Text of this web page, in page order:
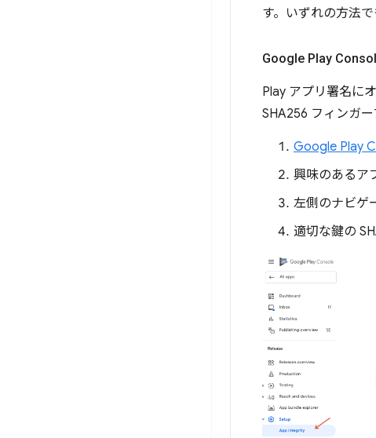
す。いずれの方法
Google Play
Play アプリ署名に
SHA256 フィンガ
Google Play
興味のあるア
左側のナビゲ
適切な鍵の